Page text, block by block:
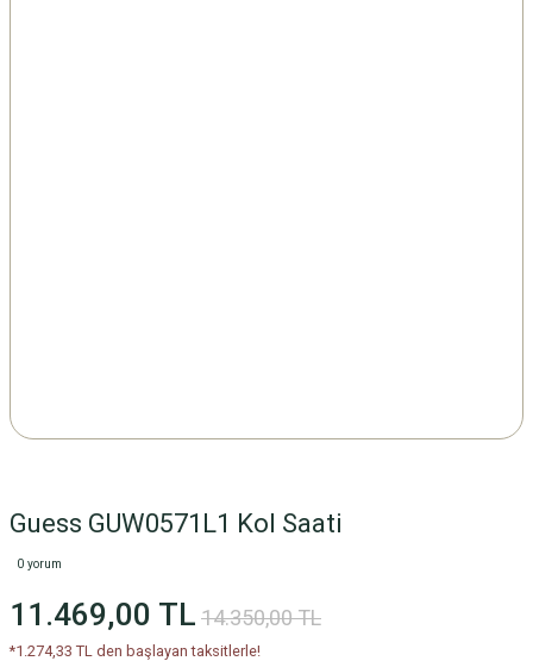
Guess GUW0571L1 Kol Saati
0 yorum
11.469,00 TL 14.350,00 TL
*1.274,33 TL den başlayan taksitlerle!